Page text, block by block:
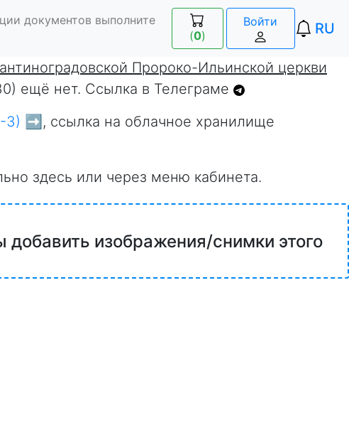
документов выполните
(0)
Войти RU
Пророко-Ильинской церкви
ещё нет. Ссылка в Телеграме
3) ➡️ , ссылка на облачное хранилище
здесь или через меню кабинета.
изображения/снимки этого